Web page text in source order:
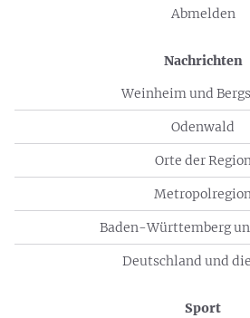
Abmelden
Nachrichten
Weinheim und
Odenwald
Orte der Region
Metropolregion
Baden-Württemberg
Deutschland und
Sport